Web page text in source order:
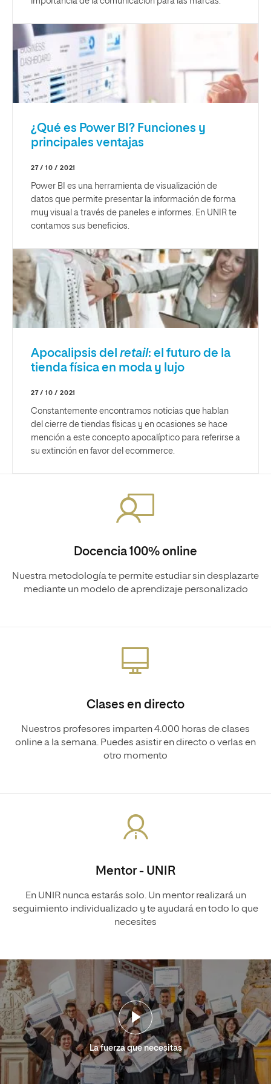
¿Qué es Power BI? Funciones y
principales ventajas
27 / 10 / 2021
Power BI es una herramienta de visualización de
datos que permite presentar la información de forma
muy visual a través de paneles e informes. En UNIR te
contamos sus beneficios.
Apocalipsis del retail: el futuro de la
tienda física en moda y lujo
27 / 10 / 2021
Constantemente encontramos noticias que hablan
del cierre de tiendas físicas y en ocasiones se hace
mención a este concepto apocalíptico para referirse a
su extinción en favor del ecommerce.
Docencia 100% online
Nuestra metodología te permite estudiar sin desplazarte
mediante un modelo de aprendizaje personalizado
Clases en directo
Nuestros profesores imparten 4.000 horas de clases
online a la semana. Puedes asistir en directo o verlas en
otro momento
Mentor - UNIR
En UNIR nunca estarás solo. Un mentor realizará un
seguimiento individualizado y te ayudará en todo lo que
necesites
La fuerza que necesitas